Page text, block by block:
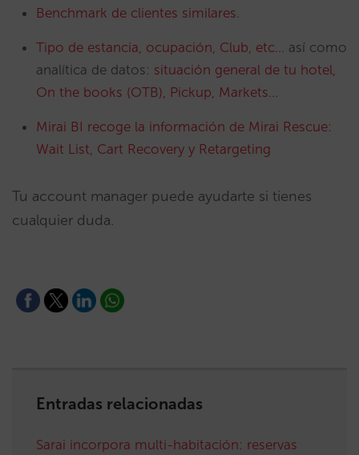
Benchmark de clientes similares.
Tipo de estancia, ocupación, Club, etc… así como
analítica de datos: situación general de tu hotel,
On the books (OTB), Pickup, Markets…
Mirai BI recoge la información de Mirai Rescue:
Wait List, Cart Recovery y Retargeting
Tu account manager puede ayudarte si tienes
cualquier duda.
Entradas relacionadas
Sarai incorpora multi-habitación: reservas